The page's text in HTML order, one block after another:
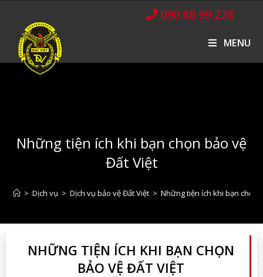
090 88 99 278
MENU
Những tiện ích khi bạn chọn bảo vệ
Đất Việt
> Dịch vụ > Dịch vụ bảo vệ Đất Việt > Những tiện ích khi bạn chọn
NHỮNG TIỆN ÍCH KHI BẠN CHỌN
BẢO VỆ ĐẤT VIỆT